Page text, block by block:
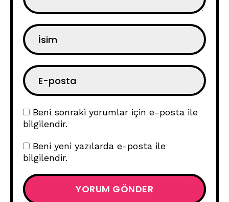
Beni sonraki yorumlar için e-posta ile
bilgilendir.
Beni yeni yazılarda e-posta ile
bilgilendir.